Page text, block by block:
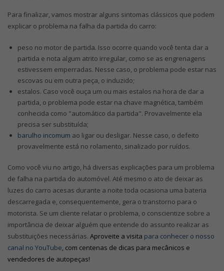
Para finalizar, vamos mostrar alguns sintomas clássicos que podem
explicar o problema na falha da partida do carro:
peso no motor de partida. Isso ocorre quando você tenta dar a
partida e nota algum atrito irregular, como se as engrenagens
estivessem emperradas. Nesse caso, o problema pode estar nas
escovas ou em outra peça, o induzido;
estalos. Caso você ouça um ou mais estalos na hora de dar a
partida, o problema pode estar na chave magnética, também
conhecida como "automático da partida". Provavelmente ela
precisa ser substituída;
barulho incomum ao ligar ou desligar. Nesse caso, o defeito
provavelmente está no rolamento, sinalizado por ruídos.
Como você viu no artigo, há diversas explicações para um problema
de falha na partida do automóvel. Até mesmo o ato de deixar as
luzes do carro acesas durante a noite toda ocasiona uma bateria
descarregada e, consequentemente, gera o transtorno para o
motorista. Se um cliente relatar o problema, o conscientize sobre a
importância de deixar alguém que entende do assunto realizar as
substituições necessárias. Aproveite a visita para conhecer o nosso
canal no YouTube, com centenas de dicas para mecânicos e
vendedores de autopeças!